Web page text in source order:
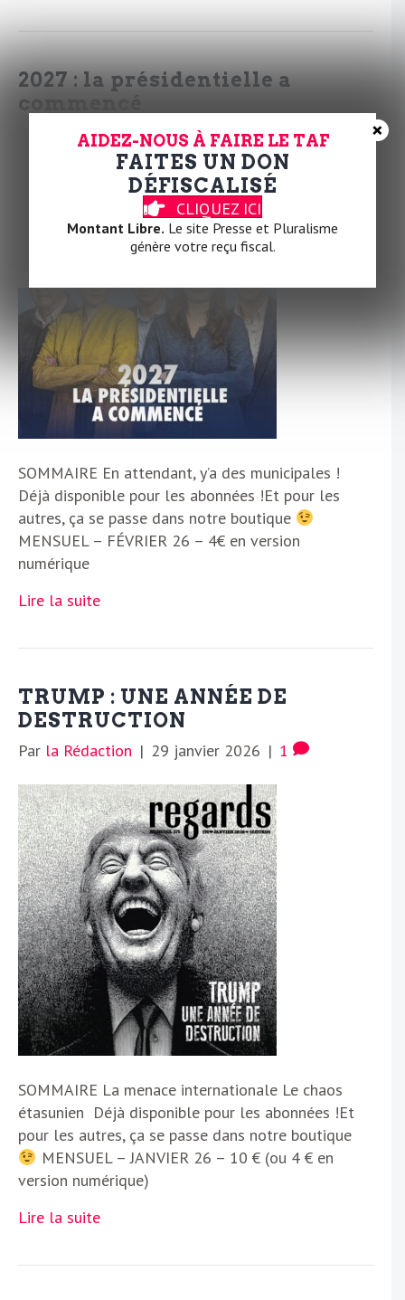
2027 : la présidentielle a
commencé
la Rédaction |10 février 2026| 2
SOMMAIRE En attendant, y’a des municipales !
Déjà disponible pour les abonnées !Et pour les
autres, ça se passe dans notre boutique
MENSUEL – FÉVRIER 26 – 4€ en version
numérique
Lire la suite
TRUMP : UNE ANNÉE DE
DESTRUCTION
Par la Rédaction | 29 janvier 2026 | 1
SOMMAIRE La menace internationale Le chaos
étasunien Déjà disponible pour les abonnées !Et
pour les autres, ça se passe dans notre boutique
MENSUEL – JANVIER 26 – 10 € (ou 4 € en
version numérique)
Lire la suite
AIDEZ-NOUS À FAIRE LE TAF
FAITES UN DON
DÉFISCALISÉ
CLIQUEZ ICI
Montant Libre. Le site Presse et Pluralisme
génère votre reçu fiscal.
×